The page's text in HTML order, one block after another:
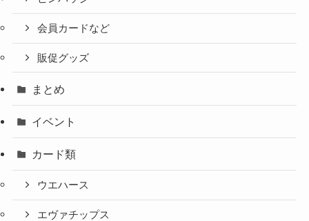
会員カードなど
販促グッズ
まとめ
イベント
カード類
ウエハース
エヴァチップス